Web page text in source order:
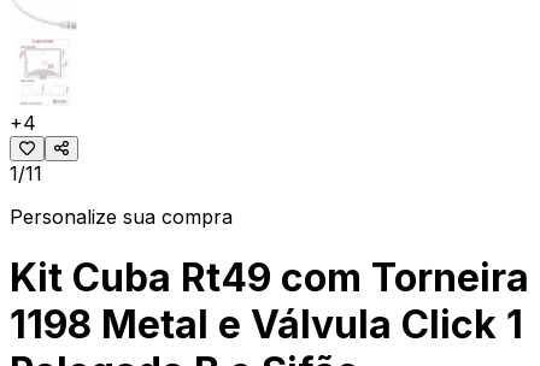
+4
1/11
Personalize sua compra
Kit Cuba Rt49 com Torneira
1198 Metal e Válvula Click 1